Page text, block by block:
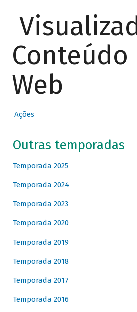
Conteúdo
Web
Ações
Outras temporadas
Temporada 2025
Temporada 2024
Temporada 2023
Temporada 2020
Temporada 2019
Temporada 2018
Temporada 2017
Temporada 2016